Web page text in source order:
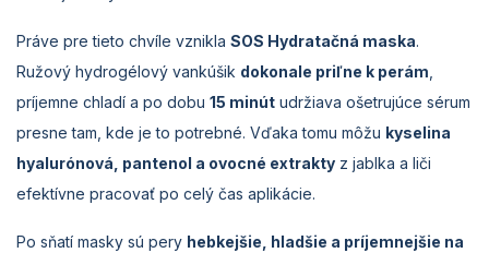
Práve pre tieto chvíle vznikla SOS Hydratačná maska.
Ružový hydrogélový vankúšik dokonale priľne k perám
príjemne chladí a po dobu 15 minút udržiava ošetrujúce sérum
presne tam, kde je to potrebné. Vďaka tomu môžu kyselina
hyalurónová, pantenol a ovocné extrakty z jablka a liči
efektívne pracovať po celý čas aplikácie.
Po sňatí masky sú pery hebkejšie, hladšie a príjemnejšie na